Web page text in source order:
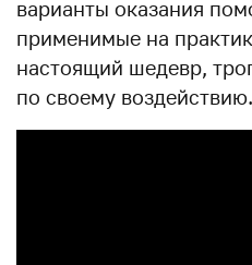
варианты оказания
применимые на
настоящий шедевр,
по своему воздействию.